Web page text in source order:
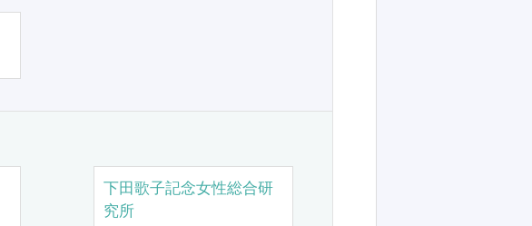
下田歌子記念女性総合研
究所